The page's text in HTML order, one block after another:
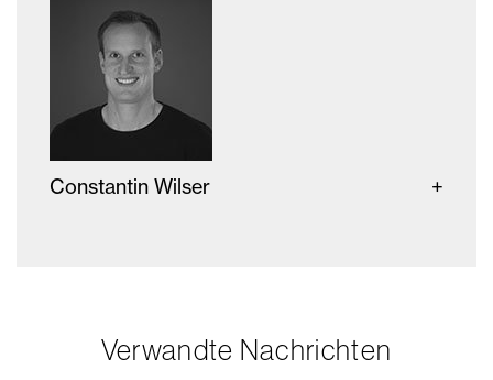
Constantin Wilser
Verwandte Nachrichten